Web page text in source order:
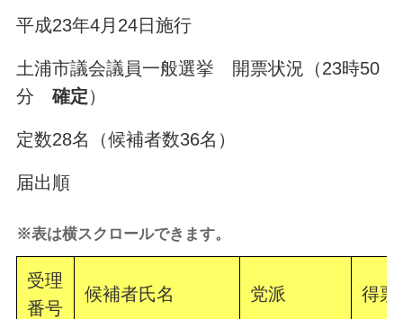
平成23年4月24日施行
土浦市議会議員一般選挙 開票状況（23時50
分 確定）
定数28名（候補者数36名）
届出順
※表は横スクロールできます。
受理
番号
候補者氏名 党派 得票